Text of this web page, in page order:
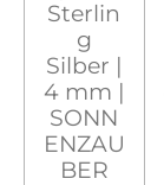
Sterlin
g
Silber |
4 mm |
SONN
ENZAU
BER